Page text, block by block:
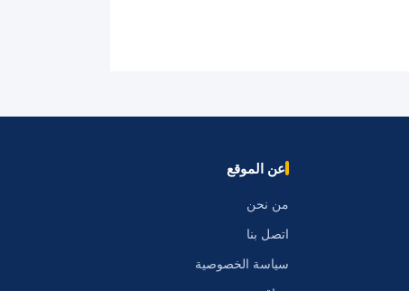
عن الموقع
من نحن
اتصل بنا
سياسة الخصوصية